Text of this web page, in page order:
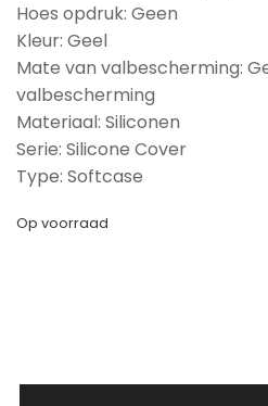
Hoes opdruk: Geen
Kleur: Geel
Mate van valbescherming:
valbescherming
Materiaal: Siliconen
Serie: Silicone Cover
Type: Softcase
Op voorraad